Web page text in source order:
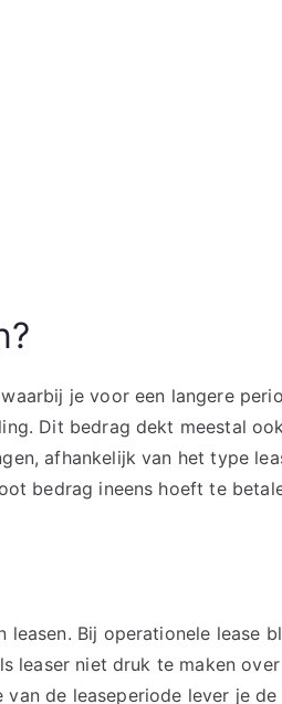
je voor een langere
Dit bedrag dekt meestal
afhankelijk van het type
bedrag ineens hoeft te
Bij operationele lease
leaser niet druk te maken
de leaseperiode lever je